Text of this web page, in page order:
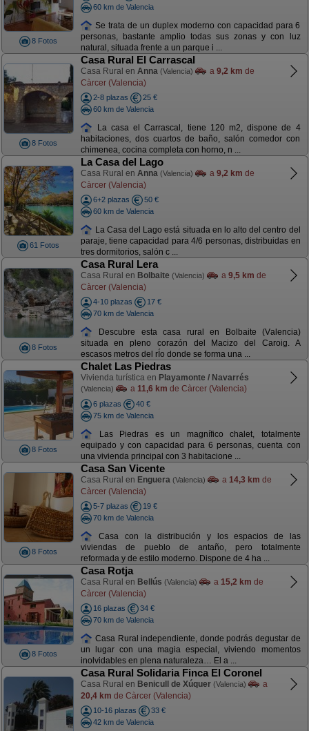
8 Fotos
60 km de Valencia
Se trata de un duplex moderno con capacidad para 6
personas, bastante amplio todas sus zonas y con luz
natural, situada frente a un parque i ...
8 Fotos
Casa Rural El Carrascal
Casa Rural en Anna (Valencia) a 9,2 km de
Càrcer (Valencia)
2-8 plazas
25 €
60 km de Valencia
La casa el Carrascal, tiene 120 m2, dispone de 4
habitaciones, dos cuartos de baño, salón comedor con
chimenea, cocina completa con horno, n ...
61 Fotos
La Casa del Lago
Casa Rural en Anna (Valencia) a 9,2 km de
Càrcer (Valencia)
6+2 plazas
50 €
60 km de Valencia
La Casa del Lago está situada en lo alto del centro del
paraje, tiene capacidad para 4/6 personas, distribuidas en
tres dormitorios, salón c ...
8 Fotos
Casa Rural Lera
Casa Rural en Bolbaite (Valencia) a 9,5 km de
Càrcer (Valencia)
4-10 plazas
17 €
70 km de Valencia
Descubre esta casa rural en Bolbaite (Valencia)
situada en pleno corazón del Macizo del Caroig. A
escasos metros del rÍo donde se forma una ...
8 Fotos
Chalet Las Piedras
Vivienda turística en Playamonte / Navarrés
(Valencia) a 11,6 km de Càrcer (Valencia)
6 plazas
40 €
75 km de Valencia
Las Piedras es un magnífico chalet, totalmente
equipado y con capacidad para 6 personas, cuenta con
una vivienda principal con 3 habitacione ...
8 Fotos
Casa San Vicente
Casa Rural en Enguera (Valencia) a 14,3 km de
Càrcer (Valencia)
5-7 plazas
19 €
70 km de Valencia
Casa con la distribución y los espacios de las
viviendas de pueblo de antaño, pero totalmente
reformada y de estilo moderno. Dispone de 4 ha ...
8 Fotos
Casa Rotja
Casa Rural en Bellús (Valencia) a 15,2 km de
Càrcer (Valencia)
16 plazas
34 €
70 km de Valencia
Casa Rural independiente, donde podrás degustar de
un lugar con una magia especial, viviendo momentos
inolvidables en plena naturaleza… El a ...
Casa Rural Solidaria Finca El Coronel
Casa Rural en Benicull de Xúquer (Valencia)
a
20,4 km de Càrcer (Valencia)
10-16 plazas
33 €
42 km de Valencia